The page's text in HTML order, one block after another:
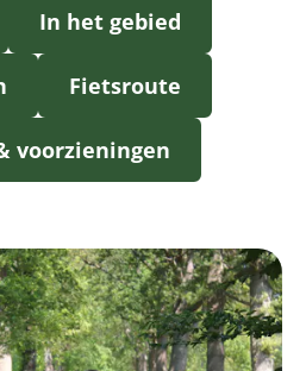
In het gebied
Fietsroute
voorzieningen